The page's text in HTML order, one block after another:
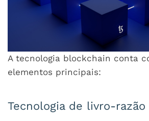
A tecnologia blockchain conta
elementos principais:
Tecnologia de livro-